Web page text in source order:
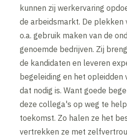
kunnen zij werkervaring
de arbeidsmarkt. De plekken
o.a. gebruik maken van de
genoemde bedrijven. Zij
de kandidaten en leveren
begeleiding en het opleidden
dat nodig is. Want goede
deze collega's op weg te
toekomst. Zo halen ze het
vertrekken ze met